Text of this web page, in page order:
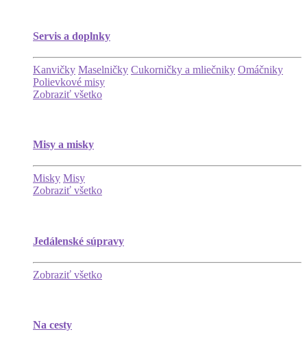
Servis a doplnky
Kanvičky Maselničky Cukorničky a mliečniky Omáčniky
Polievkové misy
Zobraziť všetko
Misy a misky
Misky Misy
Zobraziť všetko
Jedálenské súpravy
Zobraziť všetko
Na cesty